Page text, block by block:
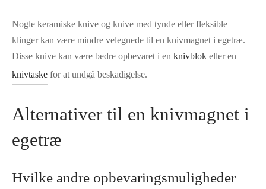
Nogle keramiske knive og knive med tynde eller fleksible
klinger kan være mindre velegnede til en knivmagnet i egetræ.
Disse knive kan være bedre opbevaret i en knivblok eller en
knivtaske for at undgå beskadigelse.
Alternativer til en knivmagnet i
egetræ
Hvilke andre opbevaringsmuligheder